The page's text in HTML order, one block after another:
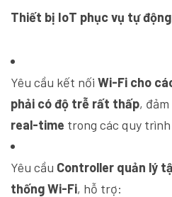
Thiết bị IoT phục vụ tự
Yêu cầu kết nối Wi-Fi cho
phải có độ trễ rất thấp, đảm
real-time trong các quy
Yêu cầu Controller quản lý
thống Wi-Fi, hỗ trợ: